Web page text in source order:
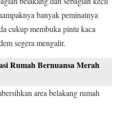
banyak peminatnya
cukup membuka pintu kaca
segera mengalir.
Rumah Bernuansa Merah
area belakang rumah